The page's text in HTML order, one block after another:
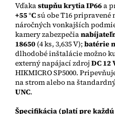
Vďakastupňu krytia IP66a
+55 °Csú obe T16
náročných vonkajších
kamery zabezpečia
18650 (4 ks, 3,635 V); batérie
dlhodobé inštalácie možno
externý napájací zdrojDC 12
HIKMICRO SP5000.
na strom alebo na
UNC.
Špecifikácia (platí pre každú